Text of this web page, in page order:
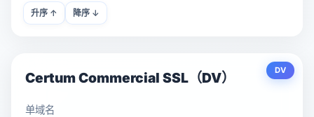
升序 ↑ 降序 ↓
Certum Commercial SSL（DV） DV
单域名